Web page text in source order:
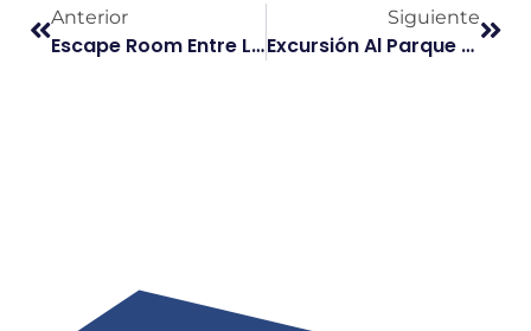
Anterior
Escape Room Entre Libros En La Chata
Siguiente
Excursión Al Parque Dehesa Del Carrascal